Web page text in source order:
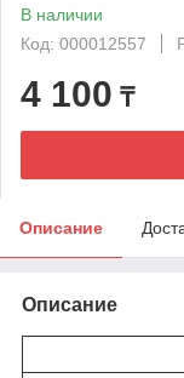
В наличии
Код: 000012557
4 100 ₸
Описание
Описание